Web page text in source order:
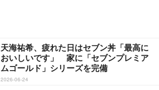
天海祐希、疲れた日はセブン丼「最高に
おいしいです」 家に「セブンプレミア
ムゴールド」シリーズを完備
2026-06-24